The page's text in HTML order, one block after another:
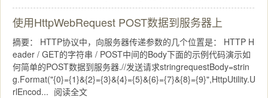
使用HttpWebRequest POST数据到服务器上
摘要： HTTP协议中，向服务器传递参数的几个位置是： HTTP H
eader / GET的字符串 / POST中间的Body下面的示例代码演示如
何简单的POST数据到服务器.//发送请求stringrequestBody=strin
g.Format("{0}={1}&{2}={3}&{4}={5}&{6}={7}&{8}={9}",HttpUtility.U
rlEncod... 阅读全文